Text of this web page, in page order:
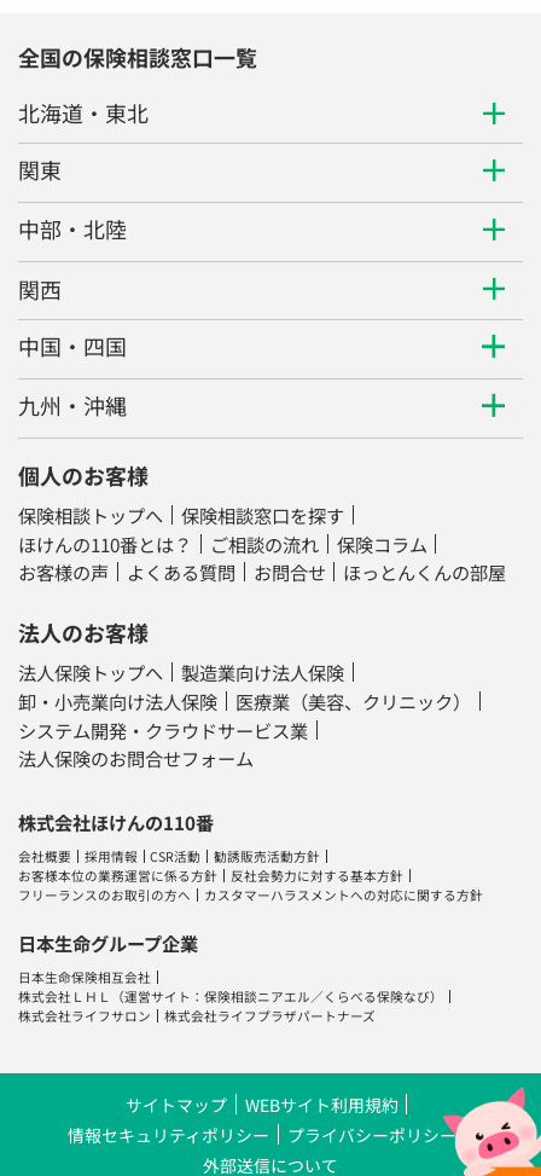
全国の保険相談窓口一覧
北海道・東北
関東
中部・北陸
関西
中国・四国
九州・沖縄
個人のお客様
保険相談トップへ
保険相談窓口を探す
ほけんの110番とは？
ご相談の流れ
保険コラム
お客様の声
よくある質問 お問合せ ほっとんくんの部屋
法人のお客様
法人保険トップへ
製造業向け法人保険
卸・小売業向け法人保険
医療業（美容、クリニック）
システム開発・クラウドサービス業
法人保険のお問合せフォーム
株式会社ほけんの110番
会社概要 採用情報 CSR活動
勧誘販売活動方針
お客様本位の業務運営に係る方針
反社会勢力に対する基本方針
フリーランスのお取引の方へ
カスタマーハラスメントへの対応に関する方針
日本生命グループ企業
日本生命保険相互会社
株式会社ＬＨＬ （運営サイト：保険相談ニアエル／ くらべる保険なび）
株式会社ライフサロン
株式会社ライフプラザパートナーズ
サイトマップ
WEBサイト利用規約
情報セキュリティポリシー
プライバシーポリシー
外部送信について